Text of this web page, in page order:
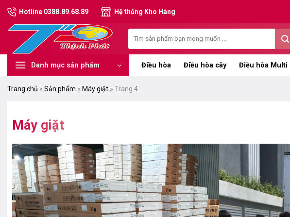
Chuyển
đến
nội
Hotline 0388.89.68.89 Hệ thống Kho Hàng
kiếm:
Danh mục sản phẩm Điều hòa Điều hòa cây Điều hòa Multi
Trang chủ » Sản phẩm » Máy giặt » Trang 4
Máy giặt